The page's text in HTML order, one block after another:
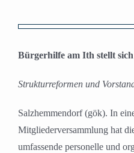
grösseres
Bürgerhilfe am Ith stellt
Strukturreformen und
Salzhemmendorf (gök). In
Mitgliederversammlung hat
umfassende personelle und